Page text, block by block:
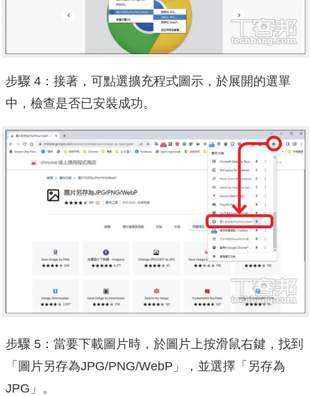
步驟 4：接著，可點選擴充程式圖示，於展開的選單
中，檢查是否已安裝成功。
步驟 5：當要下載圖片時，於圖片上按滑鼠右鍵，找到
「圖片另存為JPG/PNG/WebP」，並選擇「另存為
JPG」。